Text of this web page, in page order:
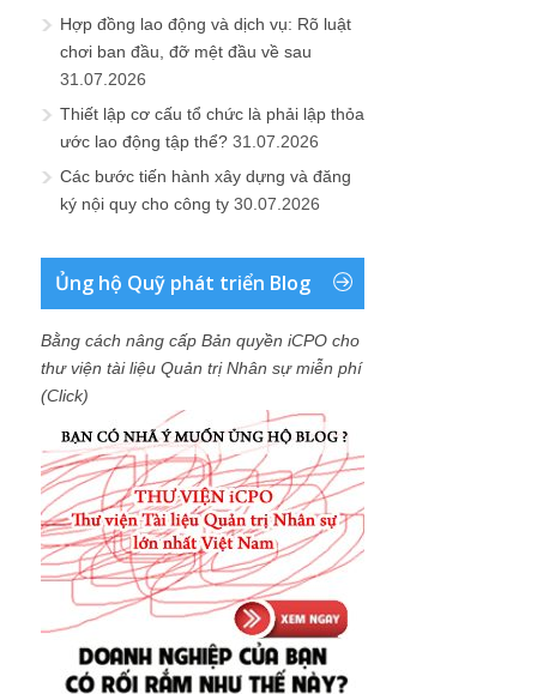
Hợp đồng lao động và dịch vụ: Rõ luật
chơi ban đầu, đỡ mệt đầu về sau
31.07.2026
Thiết lập cơ cấu tổ chức là phải lập thỏa
ước lao động tập thể? 31.07.2026
Các bước tiến hành xây dựng và đăng
ký nội quy cho công ty 30.07.2026
Ủng hộ Quỹ phát triển Blog
Bằng cách nâng cấp Bản quyền iCPO cho
thư viện tài liệu Quản trị Nhân sự miễn phí
(Click)